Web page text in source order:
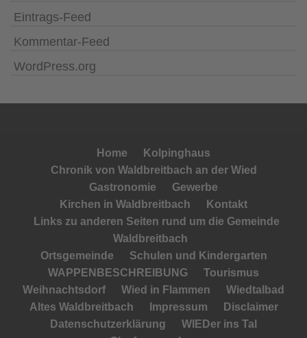
Eintrags-Feed
Kommentar-Feed
WordPress.org
Home
Kolpinghaus
Chronik von Waldbreitbach an der Wied
Gastronomie
Gewerbe
Kirchen in Waldbreitbach
Kontakt
Links zu anderen Seiten rund um die Gemeinde
Waldbreitbach
Ortsgemeinde
Schulen und Kindergarten
WAPPENBESCHREIBUNG
Tourismus
Weihnachtsdorf
Wied in Flammen
Wiedtalbad
Altes Waldbreitbach
Impressum
Disclaimer
Datenschutzerklärung
WIEDer ins Tal